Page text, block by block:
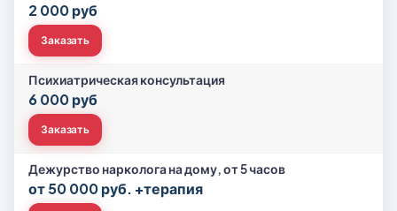
2 000 руб
Заказать
Психиатрическая консультация
6 000 руб
Заказать
Дежурство нарколога на дому, от 5 часов
от 50 000 руб. +терапия